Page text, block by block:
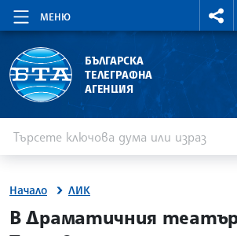
МЕНЮ
БЪЛГАРСКА
ТЕЛЕГРАФНА
АГЕНЦИЯ
Начало ЛИК
site.bta
В Драматичния